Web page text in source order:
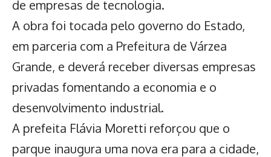
de empresas de tecnologia.
A obra foi tocada pelo governo do Estado,
em parceria com a Prefeitura de Várzea
Grande, e deverá receber diversas empresas
privadas fomentando a economia e o
desenvolvimento industrial.
A prefeita Flávia Moretti reforçou que o
parque inaugura uma nova era para a cidade,